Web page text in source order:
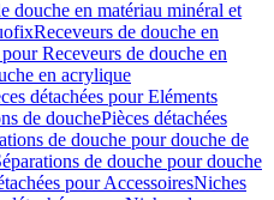
douche en matériau minéral et
Receveurs de douche en
Receveurs de douche en
en acrylique
détachées pour Eléments
de douchePièces détachées
de douche pour douche de
de douche pour douche
pour AccessoiresNiches